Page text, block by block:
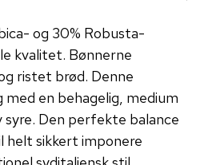
og 30% Robusta-
kvalitet. Bønnerne
ristet brød. Denne
en behagelig, medium
Den perfekte balance
helt sikkert imponere